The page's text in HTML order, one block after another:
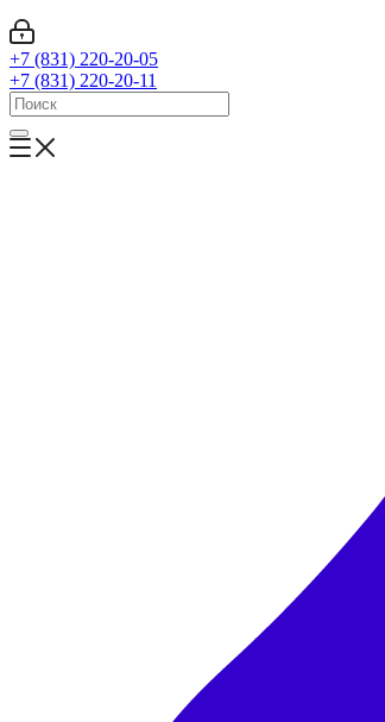
+7 (831) 220-20-05
+7 (831) 220-20-11